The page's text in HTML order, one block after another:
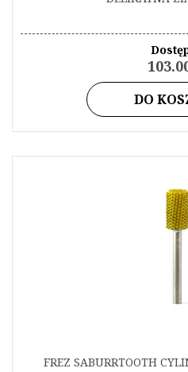
DO
FREZ SABURRTOOTH